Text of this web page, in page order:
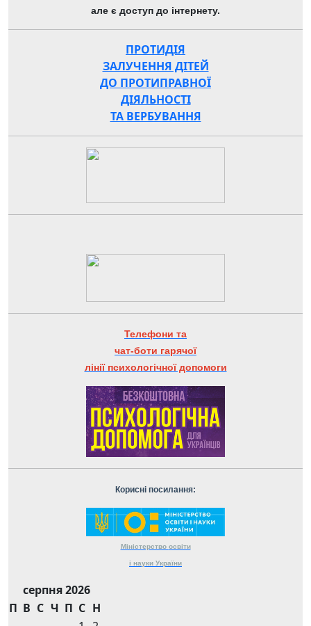
але є доступ до інтернету.
ПРОТИДІЯ
ЗАЛУЧЕННЯ ДІТЕЙ
ДО ПРОТИПРАВНОЇ
ДІЯЛЬНОСТІ
ТА ВЕРБУВАННЯ
Телефони та
чат-боти гарячої
лінії психологічної допомоги
Корисні посилання:
Міністерство освіти
і науки України
серпня 2026
П В С Ч П С Н